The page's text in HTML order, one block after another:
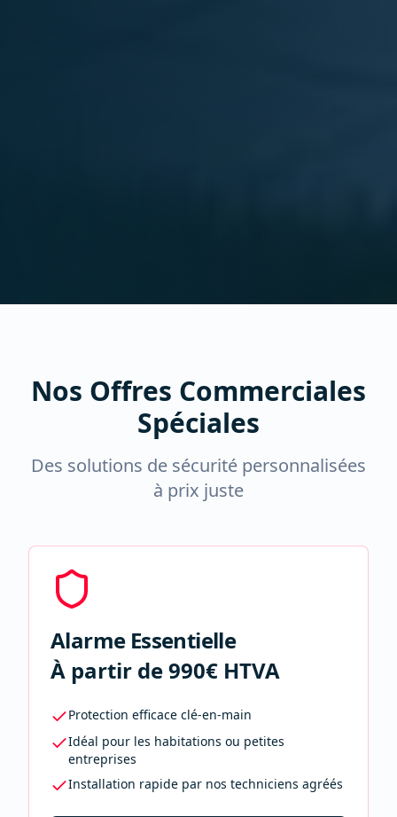
Nos Offres Commerciales
Spéciales
Des solutions de sécurité personnalisées
à prix juste
Alarme Essentielle
À partir de 990€ HTVA
Protection efficace clé-en-main
Idéal pour les habitations ou petites
entreprises
Installation rapide par nos techniciens agréés